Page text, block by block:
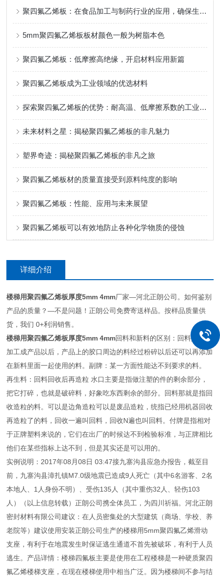
聚四氟乙烯板：在食品加工与制药行业的应用，确保生产过程的清洁与安全
5mm聚四氟乙烯板板材颜色一般为树脂本色
聚四氟乙烯板：低摩擦高绝缘，开启材料应用新篇
聚四氟乙烯板成为工业领域的优选材料
探索聚四氟乙烯板的优势：耐高温、低摩擦系数的工业应用
未来材料之星：揭秘聚四氟乙烯板的非凡魅力
塑界奇迹：揭秘聚四氟乙烯板的非凡之旅
聚四氟乙烯板材的质量直接受到原料纯度的影响
聚四氟乙烯板：性能、应用与未来展望
聚四氟乙烯板可以有效地防止各种化学物质的侵蚀
详细介绍
楼梯用聚四氟乙烯板厚度5mm 4mm厂家—河北正朗公司。如何鉴别
产品的质量？—不是问题！正朗公司免费寄送样品。按样品质量供
货，我们 0+利润销售。
楼梯用聚四氟乙烯板厚度5mm 4mm回料和新料的区别：回料是新料
加工成产品以后，产品上的胶口周边的料经过粉碎以后还可以再添加
在新料里面一起使用的料。副牌：某一方面性能达不到要求的料。
再生料：回料回收后再造粒 水口主要是指做注塑的件的剩余部分，
把它打碎，也就是破碎料，好象吃东西剩余的部分。回料那就是指回
收造粒的料。可以是边角造粒可以是废品造粒，统指已经用机器回收
再造粒了的料，回收一遍叫回料，回收N遍也叫回料。付牌是指相对
于正牌塑料来说的，它们在出厂的时候达不到检验标准，与正牌相比
他们在某些指标上达不到，但是其实还是可以用的。
实例说明：2017年08月08日 03:47接九寨沟县应急办报告，截至目
前，九寨沟县漳扎镇M7.0级地震已造成9人死亡（其中6名游客、2名
本地人、1人身份不明）、受伤135人（其中重伤32人、轻伤103
人）（以上信息转载）正朗公司携全体员工，为四川祈福。河北正朗
密封材料有限公司建议：在人员密集处的大型建筑（商场、学校、养
老院等）建议使用安装正朗公司生产的楼梯用5mm聚四氟乙烯滑动
支座，有利于在地震发生时保证逃生通道不首先被破坏，有利于人员
逃生。产品详情：楼梯四氟板主要是使用在工程楼梯是一种硬质聚四
氟乙烯楼梯支座，在现在楼梯使用中相当广泛。因为楼梯间不参与结